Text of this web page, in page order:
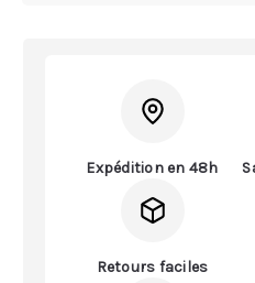
Expédition en 48h
Retours faciles